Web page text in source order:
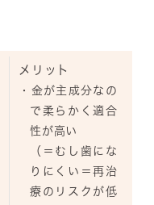
メリット
・金が主成分なの
で柔らかく適合
性が高い
（＝むし歯にな
りにくい＝再治
療のリスクが低